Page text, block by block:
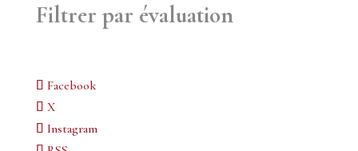
Filtrer par évaluation
Facebook
X
Instagram